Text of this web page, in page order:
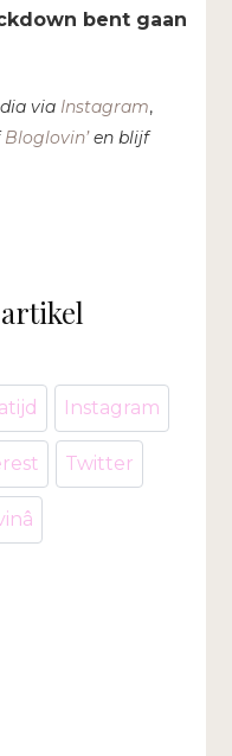
bent gaan
via Instagram,
Bloglovin’en blijf
Instagram
Twitter